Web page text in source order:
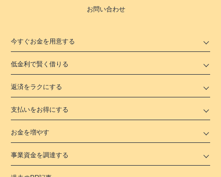
お問い合わせ
今すぐお金を用意する
低金利で賢く借りる
返済をラクにする
支払いをお得にする
お金を増やす
事業資金を調達する